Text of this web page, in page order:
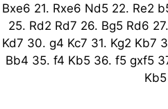
Bxe6 21. Rxe6 Nd5 22. Re2
25. Rd2 Rd7 26. Bg5 Rd6 27.
Kd7 30. g4 Kc7 31. Kg2 Kb7
Bb4 35. f4 Kb5 36. f5 gxf5
Kb5